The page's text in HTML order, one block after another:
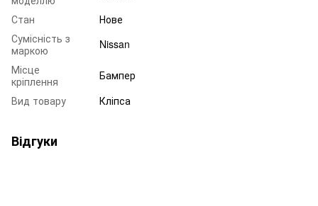
Стан
Нове
Сумісність з
маркою
Nissan
Місце
кріплення
Бампер
Вид товару
Кліпса
Відгуки